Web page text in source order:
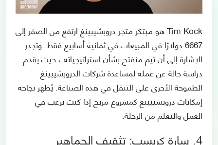
Tim Kock هو مبتكر متجر دروبشيبينغ ارتفع من الصفر إلى
6667 دولارًا في المبيعات في ثمانية أسابيع فقط. وتجدر
الإشارة إلى أن تيم منفتح بشأن استراتيجياته ، حيث يقدم
دراسة حالة عن عمله لمساعدة شركات الدروبشيبينغ
الطموحة الأخرى على التنقل في هذه الصناعة. يُظهر نجاحه
إمكانات دروبشيبينغ كمشروع مربح إذا كنت ترغب في
العمل والتعلم من الرحلة.
4. سارة كريسب: تثقيف الجماهير